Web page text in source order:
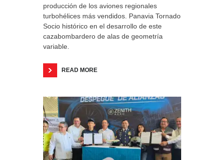
producción de los aviones regionales
turbohélices más vendidos. Panavia Tornado
Socio histórico en el desarrollo de este
cazabombardero de alas de geometría
variable.
READ MORE